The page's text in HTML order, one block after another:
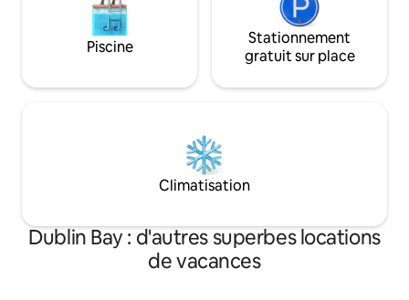
Piscine
Stationnement
gratuit sur place
Climatisation
Dublin Bay : d'autres superbes locations
de vacances